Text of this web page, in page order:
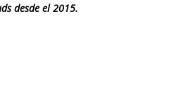
desde el 2015.